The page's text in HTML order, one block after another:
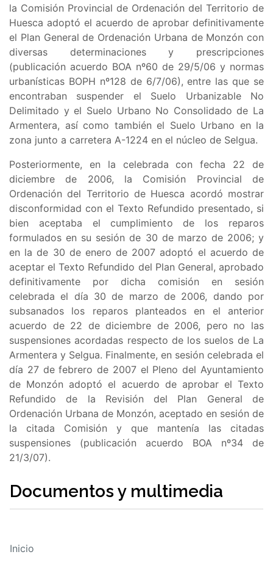
la Comisión Provincial de Ordenación del Territorio de
Huesca adoptó el acuerdo de aprobar definitivamente
el Plan General de Ordenación Urbana de Monzón con
diversas determinaciones y prescripciones
(publicación acuerdo BOA nº60 de 29/5/06 y normas
urbanísticas BOPH nº128 de 6/7/06), entre las que se
encontraban suspender el Suelo Urbanizable No
Delimitado y el Suelo Urbano No Consolidado de La
Armentera, así como también el Suelo Urbano en la
zona junto a carretera A-1224 en el núcleo de Selgua.
Posteriormente, en la celebrada con fecha 22 de
diciembre de 2006, la Comisión Provincial de
Ordenación del Territorio de Huesca acordó mostrar
disconformidad con el Texto Refundido presentado, si
bien aceptaba el cumplimiento de los reparos
formulados en su sesión de 30 de marzo de 2006; y
en la de 30 de enero de 2007 adoptó el acuerdo de
aceptar el Texto Refundido del Plan General, aprobado
definitivamente por dicha comisión en sesión
celebrada el día 30 de marzo de 2006, dando por
subsanados los reparos planteados en el anterior
acuerdo de 22 de diciembre de 2006, pero no las
suspensiones acordadas respecto de los suelos de La
Armentera y Selgua. Finalmente, en sesión celebrada el
día 27 de febrero de 2007 el Pleno del Ayuntamiento
de Monzón adoptó el acuerdo de aprobar el Texto
Refundido de la Revisión del Plan General de
Ordenación Urbana de Monzón, aceptado en sesión de
la citada Comisión y que mantenía las citadas
suspensiones (publicación acuerdo BOA nº34 de
21/3/07).
Documentos y multimedia
Inicio